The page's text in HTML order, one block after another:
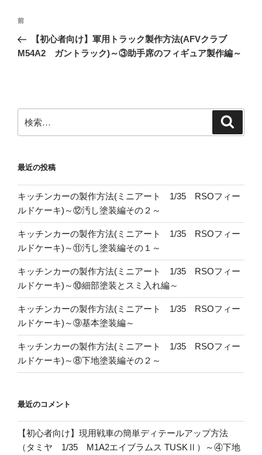
投
ナ
シ
ョ
前
の
投
前
【初心者向け】軍用トラック製作方法(AFVクラブ
M54A2 ガントラック)～③助手席のフィギュア製作編～
索:
最近の投稿
キッチンカーの製作方法(ミニアート 1/35 RSOフィー
ルドケーキ)～⑫汚し塗装編その２～
キッチンカーの製作方法(ミニアート 1/35 RSOフィー
ルドケーキ)～⑪汚し塗装編その１～
キッチンカーの製作方法(ミニアート 1/35 RSOフィー
ルドケーキ)～⑩細部塗装とスミ入れ編～
キッチンカーの製作方法(ミニアート 1/35 RSOフィー
ルドケーキ)～⑨基本塗装編～
キッチンカーの製作方法(ミニアート 1/35 RSOフィー
ルドケーキ)～⑧下地塗装編その２～
最近のコメント
【初心者向け】現用戦車の簡単ディテールアップ方法
（タミヤ 1/35 M1A2エイブラムス TUSKⅡ）～④下地